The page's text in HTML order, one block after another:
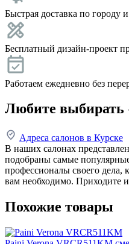
Быстрая доставка по городу
Бесплатный дизайн-проект
Работаем ежедневно без
Любите выбирать
Адреса салонов в Курске
В наших салонах
подобраны самые
профессионалы своего дела,
вам необходимо. Приходите
Похожие товары